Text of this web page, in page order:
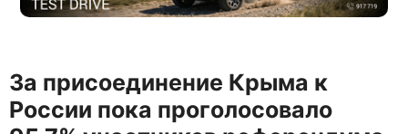
За присоединение Крыма к
России пока проголосовало